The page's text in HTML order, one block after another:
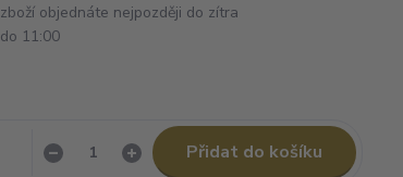
zboží objednáte nejpozději do zítra
do 11:00
Přidat do košíku